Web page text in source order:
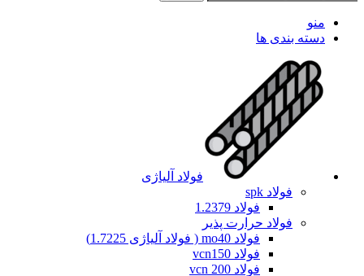
منو
دسته بندی ها
فولاد آلیاژی
فولاد spk
فولاد 1.2379
فولاد حرارت پذیر
فولاد mo40 ( فولاد آلیاژی 1.7225)
فولاد vcn150
فولاد vcn 200